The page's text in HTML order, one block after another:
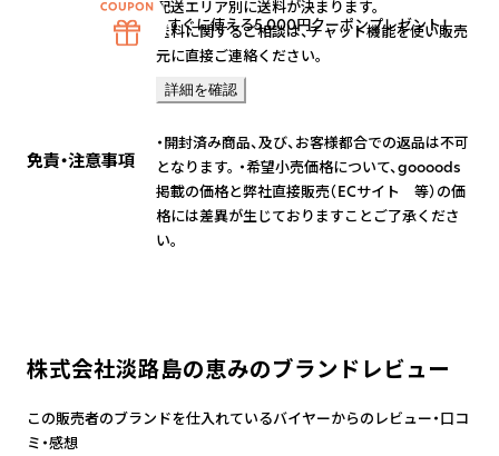
配送エリア別に送料が決まります。
送料に関するご相談は、チャット機能を使い販売
元に直接ご連絡ください。
詳細を確認
免責・注意事項
・開封済み商品、及び、お客様都合での返品は不可
となります。 ・希望小売価格について、goooods
掲載の価格と弊社直接販売（ECサイト 等）の価
格には差異が生じておりますことご了承くださ
い。
株式会社淡路島の恵みのブランドレビュー
この販売者のブランドを仕入れているバイヤーからのレビュー・口コ
ミ・感想
すぐに使える5,000円クーポンプレゼント！